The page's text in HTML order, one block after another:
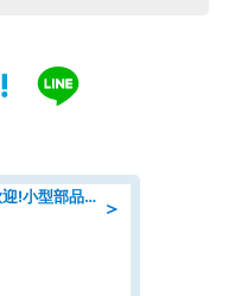
＞
高時給1,800円/未経験者大歓迎!小型部品の加工業務 denso aichi